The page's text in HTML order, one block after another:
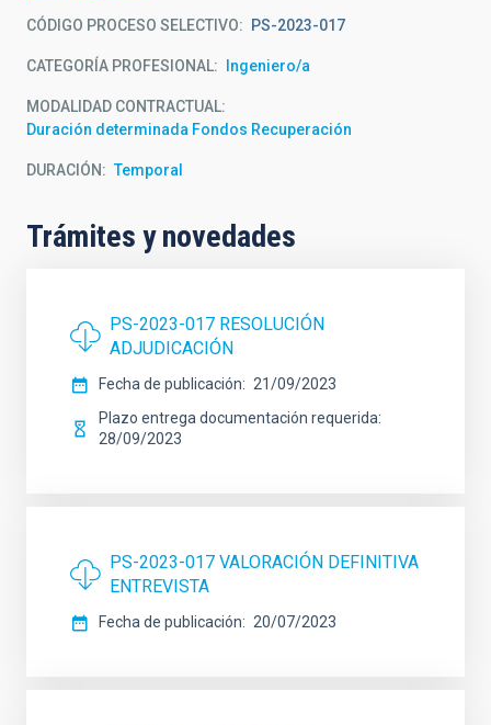
CÓDIGO PROCESO SELECTIVO PS-2023-017
CATEGORÍA PROFESIONAL Ingeniero/a
MODALIDAD CONTRACTUAL
Duración determinada Fondos Recuperación
DURACIÓN Temporal
Trámites y novedades
PS-2023-017 RESOLUCIÓN
ADJUDICACIÓN
Fecha de publicación
21/09/2023
Plazo entrega documentación requerida
28/09/2023
PS-2023-017 VALORACIÓN DEFINITIVA
ENTREVISTA
Fecha de publicación 20/07/2023